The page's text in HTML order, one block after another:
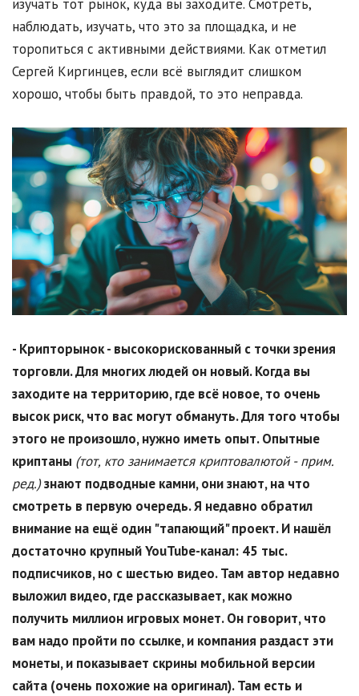
изучать тот рынок, куда вы заходите. Смотреть,
наблюдать, изучать, что это за площадка, и не
торопиться с активными действиями. Как отметил
Сергей Киргинцев, если всё выглядит слишком
хорошо, чтобы быть правдой, то это неправда.
- Крипторынок - высокорискованный с точки зрения
торговли. Для многих людей он новый. Когда вы
заходите на территорию, где всё новое, то очень
высок риск, что вас могут обмануть. Для того чтобы
этого не произошло, нужно иметь опыт. Опытные
криптаны (тот, кто занимается криптовалютой - прим.
ред.)знают подводные камни, они знают, на что
смотреть в первую очередь. Я недавно обратил
внимание на ещё один "тапающий" проект. И нашёл
достаточно крупныйYouTube-канал: 45 тыс.
подписчиков, но с шестью видео. Там автор недавно
выложил видео, где рассказывает, как можно
получить миллион игровых монет. Он говорит, что
вам надо пройти по ссылке, и компания раздаст эти
монеты, и показывает скрины мобильной версии
сайта (очень похожие на оригинал). Там есть и